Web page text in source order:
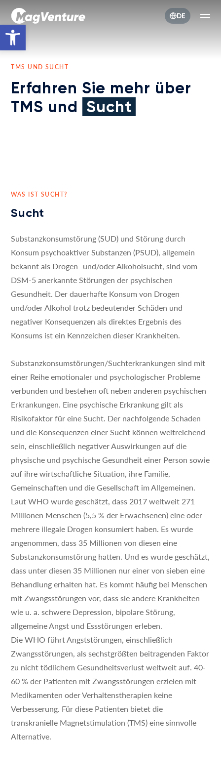
Werkzeugleiste öffnen
DE
TMS UND SUCHT
Erfahren Sie mehr über
TMS und Sucht
WAS IST SUCHT?
Sucht
Substanzkonsumstörung (SUD) und Störung durch
Konsum psychoaktiver Substanzen (PSUD), allgemein
bekannt als Drogen- und/oder Alkoholsucht, sind vom
DSM-5 anerkannte Störungen der psychischen
Gesundheit. Der dauerhafte Konsum von Drogen
und/oder Alkohol trotz bedeutender Schäden und
negativer Konsequenzen als direktes Ergebnis des
Konsums ist ein Kennzeichen dieser Krankheiten.
Substanzkonsumstörungen/Suchterkrankungen sind mit
einer Reihe emotionaler und psychologischer Probleme
verbunden und bestehen oft neben anderen psychischen
Erkrankungen. Eine psychische Erkrankung gilt als
Risikofaktor für eine Sucht. Der nachfolgende Schaden
und die Konsequenzen einer Sucht können weitreichend
sein, einschließlich negativer Auswirkungen auf die
physische und psychische Gesundheit einer Person sowie
auf ihre wirtschaftliche Situation, ihre Familie,
Gemeinschaften und die Gesellschaft im Allgemeinen.
Laut WHO wurde geschätzt, dass 2017 weltweit 271
Millionen Menschen (5,5 % der Erwachsenen) eine oder
mehrere illegale Drogen konsumiert haben. Es wurde
angenommen, dass 35 Millionen von diesen eine
Substanzkonsumstörung hatten. Und es wurde geschätzt,
dass unter diesen 35 Millionen nur einer von sieben eine
Behandlung erhalten hat. Es kommt häufig bei Menschen
mit Zwangsstörungen vor, dass sie andere Krankheiten
wie u. a. schwere Depression, bipolare Störung,
allgemeine Angst und Essstörungen erleben.
Die WHO führt Angststörungen, einschließlich
Zwangsstörungen, als sechstgrößten beitragenden Faktor
zu nicht tödlichem Gesundheitsverlust weltweit auf. 40-
60 % der Patienten mit Zwangsstörungen erzielen mit
Medikamenten oder Verhaltenstherapien keine
Verbesserung. Für diese Patienten bietet die
transkranielle Magnetstimulation (TMS) eine sinnvolle
Alternative.